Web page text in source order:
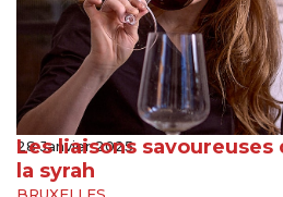
28 Janvier 2025
Les liaisons
la syrah